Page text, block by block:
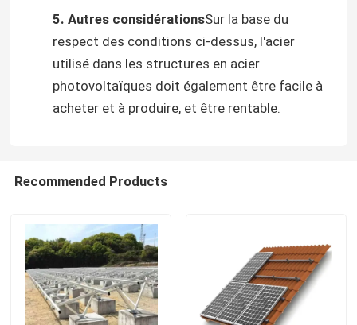
Au sujet de nous
Visite d'usine
Contrôle de qualité
Système de support de panneau solaire
Supports de panneau solaire
5. Autres considérationsSur la base du
respect des conditions ci-dessus, l'acier
utilisé dans les structures en acier
photovoltaïques doit également être facile à
acheter et à produire, et être rentable.
Recommended Products